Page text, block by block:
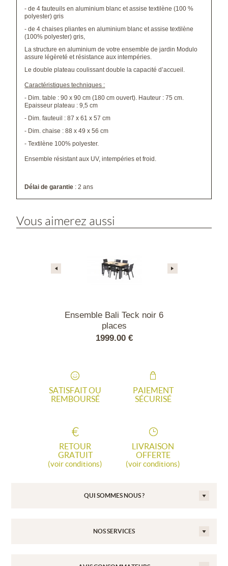
- de 4 fauteuils en aluminium blanc et assise textilène (100 %
polyester) gris
- de 4 chaises pliantes en aluminium blanc et assise textilène
(100% polyester) gris,
La structure en aluminium de votre ensemble de jardin Modulo
assure légèreté et résistance aux intempéries.
Le double plateau coulissant double la capacité d’accueil.
Caractéristiques techniques :
- Dim. table : 90 x 90 cm (180 cm ouvert). Hauteur : 75 cm.
Epaisseur plateau : 9,5 cm
- Dim. fauteuil : 87 x 61 x 57 cm
- Dim. chaise : 88 x 49 x 56 cm
- Textilène 100% polyester.
Ensemble résistant aux UV, intempéries et froid.
Délai de garantie : 2 ans
Vous aimerez aussi
Ensemble Bali Teck noir 6
places
1999.00 €
SATISFAIT OU
REMBOURSÉ
PAIEMENT
SÉCURISÉ
RETOUR
GRATUIT
(voir conditions)
LIVRAISON
OFFERTE
(voir conditions)
QUI SOMMES NOUS ?
NOS SERVICES